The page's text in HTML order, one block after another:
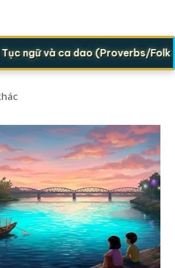
ngữ và ca dao (Proverbs/Folk